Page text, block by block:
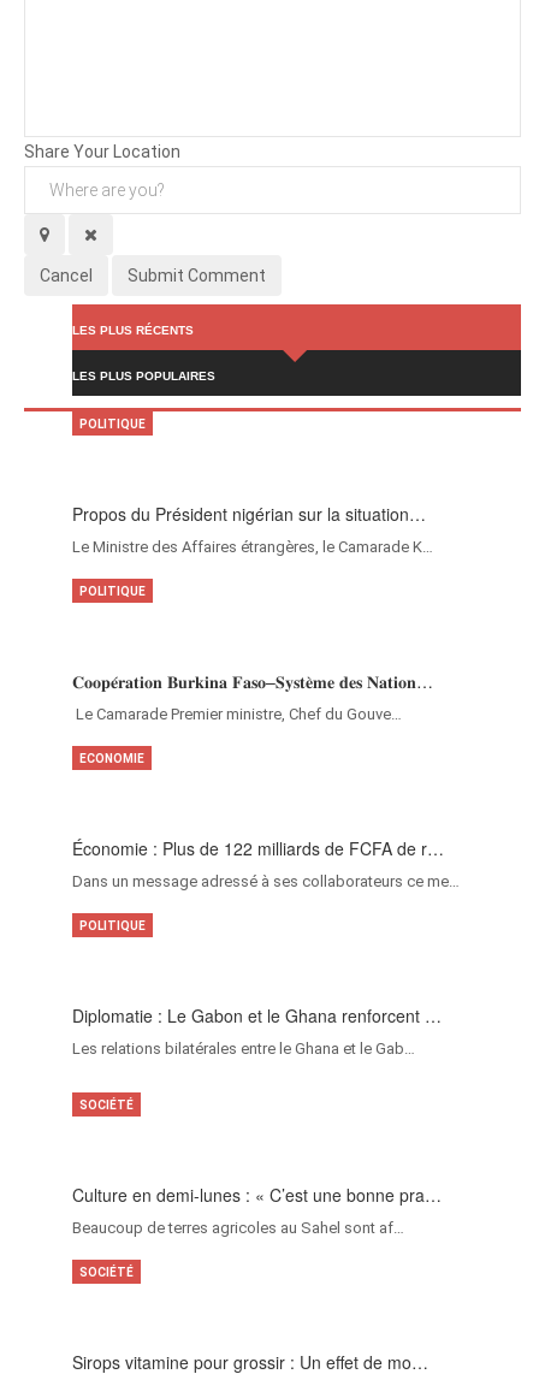
Share Your Location
Cancel Submit Comment
LES PLUS RÉCENTS
LES PLUS POPULAIRES
Propos du Président nigérian sur la situation…
Le Ministre des Affaires étrangères, le Camarade K…
POLITIQUE
𝐂𝐨𝐨𝐩𝐞́𝐫𝐚𝐭𝐢𝐨𝐧 𝐁𝐮𝐫𝐤𝐢𝐧𝐚 𝐅𝐚𝐬𝐨–𝐒𝐲𝐬𝐭𝐞̀𝐦𝐞 𝐝𝐞𝐬 𝐍𝐚𝐭𝐢𝐨𝐧…
‎Le Camarade Premier ministre, Chef du Gouve…
POLITIQUE
Économie : Plus de 122 milliards de FCFA de r…
Dans un message adressé à ses collaborateurs ce me…
ECONOMIE
Diplomatie : Le Gabon et le Ghana renforcent …
Les relations bilatérales entre le Ghana et le Gab…
POLITIQUE
Culture en demi-lunes : « C’est une bonne pra…
Beaucoup de terres agricoles au Sahel sont af…
SOCIÉTÉ
Sirops vitamine pour grossir : Un effet de mo…
SOCIÉTÉ